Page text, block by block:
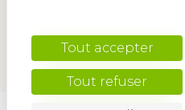
Tout accepter
Tout refuser
33260 La